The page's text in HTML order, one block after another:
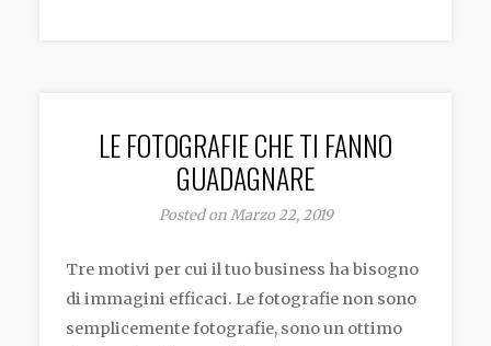
LE FOTOGRAFIE CHE TI FANNO
GUADAGNARE
Posted on Marzo 22, 2019
Tre motivi per cui il tuo business ha bisogno
di immagini efficaci. Le fotografie non sono
semplicemente fotografie, sono un ottimo